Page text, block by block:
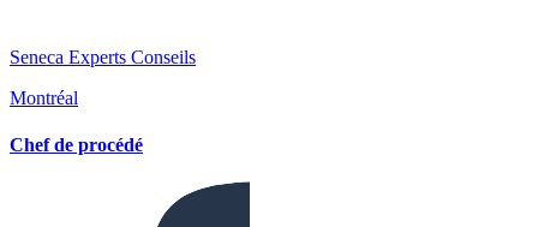
Seneca Experts Conseils
Montréal
Chef de procédé